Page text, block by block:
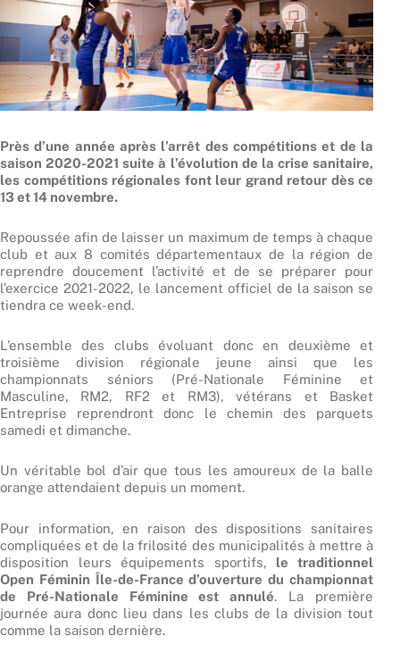
Près d’une année après l’arrêt des compétitions et de la
saison 2020-2021 suite à l’évolution de la crise sanitaire,
les compétitions régionales font leur grand retour dès ce
13 et 14 novembre.
Repoussée afin de laisser un maximum de temps à chaque
club et aux 8 comités départementaux de la région de
reprendre doucement l’activité et de se préparer pour
l’exercice 2021-2022, le lancement officiel de la saison se
tiendra ce week-end.
L’ensemble des clubs évoluant donc en deuxième et
troisième division régionale jeune ainsi que les
championnats séniors (Pré-Nationale Féminine et
Masculine, RM2, RF2 et RM3), vétérans et Basket
Entreprise reprendront donc le chemin des parquets
samedi et dimanche.
Un véritable bol d’air que tous les amoureux de la balle
orange attendaient depuis un moment.
Pour information, en raison des dispositions sanitaires
compliquées et de la frilosité des municipalités à mettre à
disposition leurs équipements sportifs, le traditionnel
Open Féminin Île-de-France d’ouverture du championnat
de Pré-Nationale Féminine est annulé. La première
journée aura donc lieu dans les clubs de la division tout
comme la saison dernière.